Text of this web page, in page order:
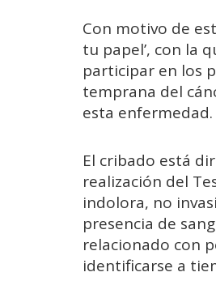
Con motivo de
tu papel’, con la
participar en los
temprana del
esta enfermedad.
El cribado está
realización del
indolora, no
presencia de
relacionado con
identificarse a